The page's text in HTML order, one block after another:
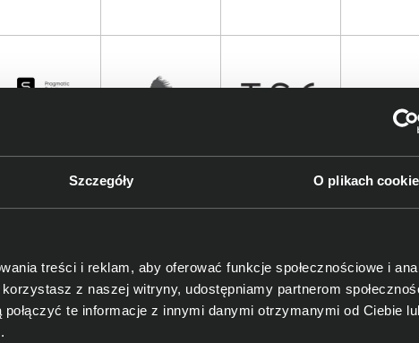
Szczegóły O plikach
treści i reklam, aby oferować funkcje społecznościowe i
z naszej witryny, udostępniamy partnerom
te informacje z innymi danymi otrzymanymi od Ciebie
Certyfikaty i autoryzacje
Nagrody i wyróżnienia
Nie